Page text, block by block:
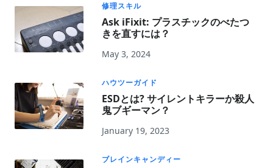
修理スキル
Ask iFixit: プラスチックのべたつ
きを直すには？
May 3, 2024
ハウツーガイド
ESDとは? サイレントキラーか殺人
鬼ブギーマン？
January 19, 2023
ブレインキャンディー